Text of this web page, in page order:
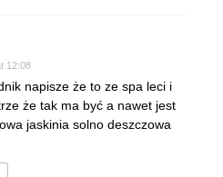
12:08
napisze że to ze spa leci i
że tak ma być a nawet jest
jaskinia solno deszczowa